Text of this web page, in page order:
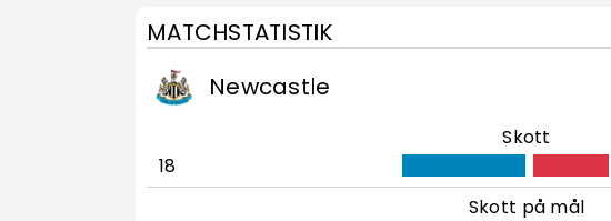
MATCHSTATISTIK
Newcastle
Skott
18
Skott på mål